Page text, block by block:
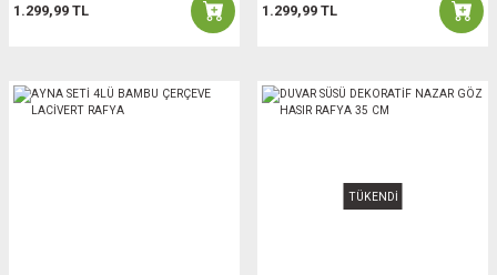
1.299,99 TL 1.299,99 TL
TÜKENDİ